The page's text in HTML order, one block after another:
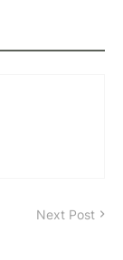
Next Post